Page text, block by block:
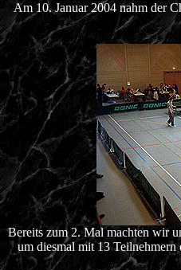
Am 10. Januar 2004 nahm der
Bereits zum 2. Mal machten wir
um diesmal mit 13